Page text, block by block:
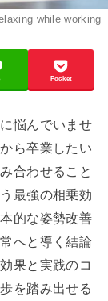
while working
Pocket
悩んでいませ
ら卒業したい
合わせること
最強の相乗効
的な姿勢改善
へと導く結論
果と実践のコ
を踏み出せる